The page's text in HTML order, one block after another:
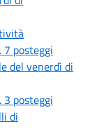
7 posteggi
del venerdì di
3 posteggi
di